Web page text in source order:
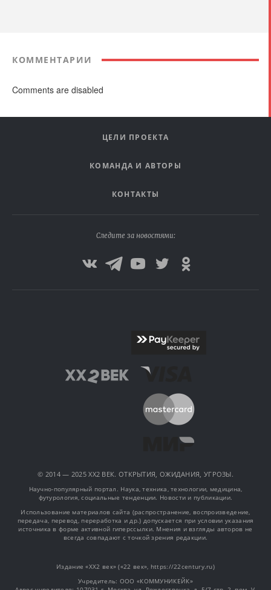
КОММЕНТАРИИ
Comments are disabled
ЦЕЛИ ПРОЕКТА
КОМАНДА И АВТОРЫ
КОНТАКТЫ
Следите за новостями:
© 2014 — 2025 XX2 ВЕК. ОТКРЫТИЯ, ОЖИДАНИЯ, УГРОЗЫ.
Научно-популярный портал. Наука, техника, технологии, медицина,
футурология, социальные тенденции. Новости и публикации.
Использование материалов сайта (распространение, воспроизведение,
передача, перевод, переработка и др.) допускается при условии указания
источника в форме активной гиперссылки. Мнения и взгляды авторов не
всегда совпадают с точкой зрения редакции.
Издание «XX2 век» («22 век», https://22century.ru)
Учредитель: OOO «КОММУНИКЕЙК»